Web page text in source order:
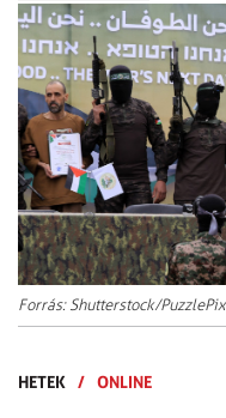
Forrás: Shutterstock/PuzzlePix
HETEK / ONLINE